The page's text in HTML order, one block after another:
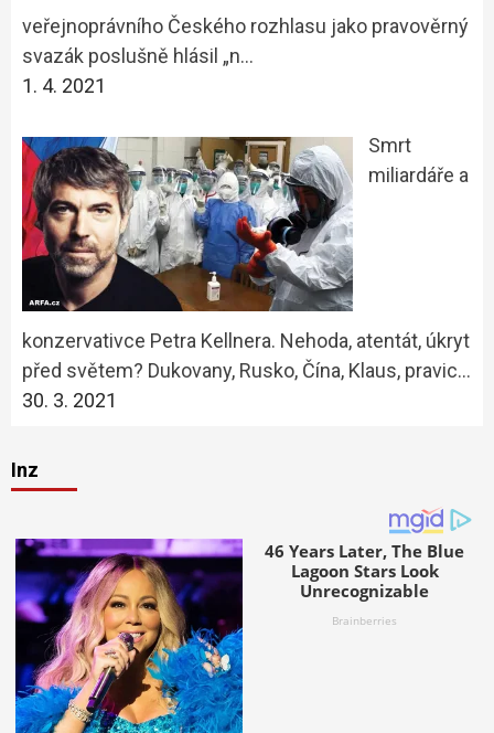
veřejnoprávního Českého rozhlasu jako pravověrný
svazák poslušně hlásil „n…
1. 4. 2021
Smrt
miliardáře a
konzervativce Petra Kellnera. Nehoda, atentát, úkryt
před světem? Dukovany, Rusko, Čína, Klaus, pravic…
30. 3. 2021
Inz